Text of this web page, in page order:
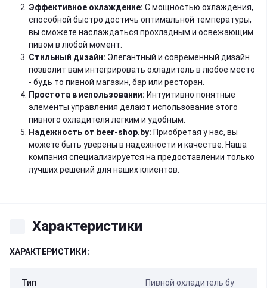
Эффективное охлаждение: С мощностью охлаждения,
способной быстро достичь оптимальной температуры,
вы сможете наслаждаться прохладным и освежающим
пивом в любой момент.
Стильный дизайн: Элегантный и современный дизайн
позволит вам интегрировать охладитель в любое место
- будь то пивной магазин, бар или ресторан.
Простота в использовании: Интуитивно понятные
элементы управления делают использование этого
пивного охладителя легким и удобным.
Надежность от beer-shop.by: Приобретая у нас, вы
можете быть уверены в надежности и качестве. Наша
компания специализируется на предоставлении только
лучших решений для наших клиентов.
Характеристики
ХАРАКТЕРИСТИКИ:
Тип Пивной охладитель бу